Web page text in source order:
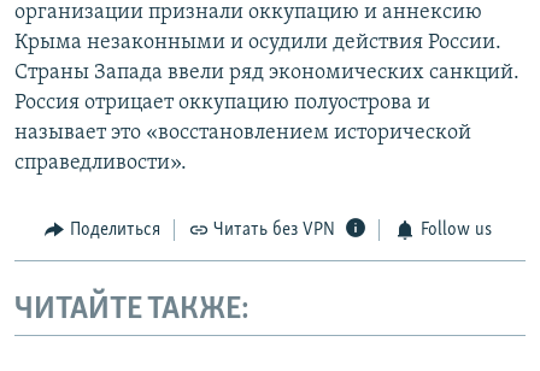
организации признали оккупацию и аннексию
Крыма незаконными и осудили действия России.
Страны Запада ввели ряд экономических санкций.
Россия отрицает оккупацию полуострова и
называет это «восстановлением исторической
справедливости».
Поделиться Читать без VPN Follow us
ЧИТАЙТЕ ТАКЖЕ: